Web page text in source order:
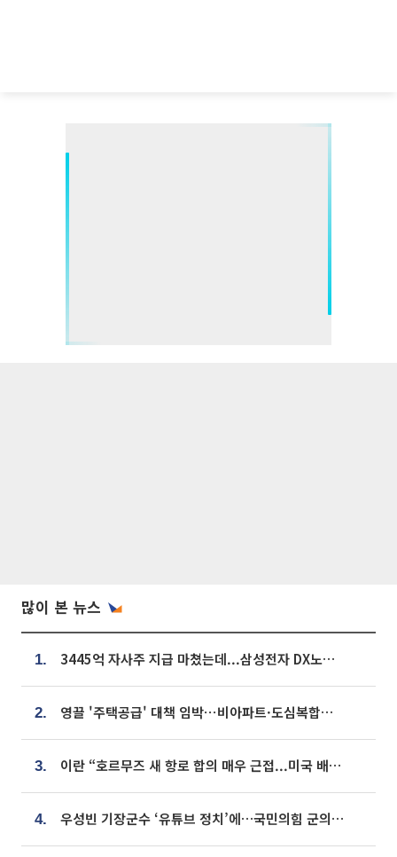
많이 본 뉴스
1. 3445억 자사주 지급 마쳤는데...삼성전자 DX노조, 뒤늦은 '떼쓰기 집회'
2. 영끌 '주택공급' 대책 임박⋯비아파트·도심복합까지 총동원
3. 이란 “호르무즈 새 항로 합의 매우 근접...미국 배상 먼저”
4. 우성빈 기장군수 ‘유튜브 정치’에…국민의힘 군의원들 집단 반발